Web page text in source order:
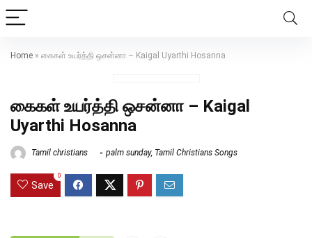
Home » கைகள் உயர்த்தி ஒசன்னா – Kaigal Uyarthi Hosanna
கைகள் உயர்த்தி ஒசன்னா – Kaigal
Uyarthi Hosanna
Tamil christians palm sunday, Tamil Christians Songs
Save
0